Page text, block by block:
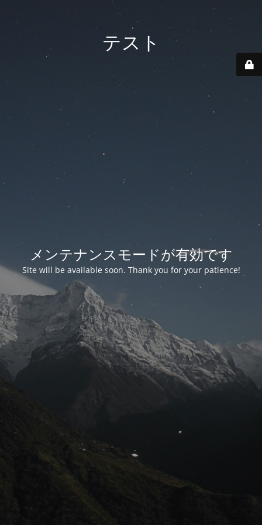
テスト
メンテナンスモードが有効です
Site will be available soon. Thank you for your patience!